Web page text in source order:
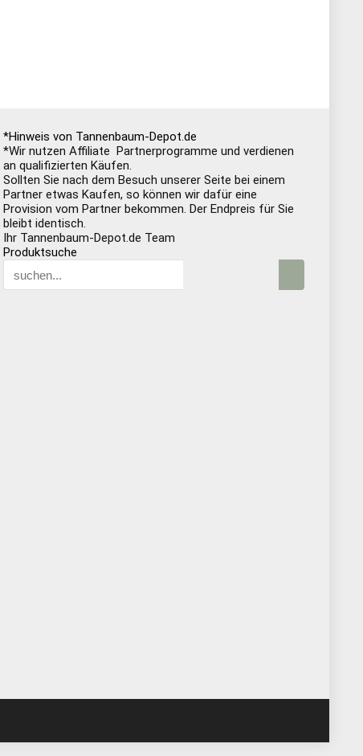
*Hinweis von Tannenbaum-Depot.de
*Wir nutzen Affiliate Partnerprogramme und verdienen
an qualifizierten Käufen.
Sollten Sie nach dem Besuch unserer Seite bei einem
Partner etwas Kaufen, so können wir dafür eine
Provision vom Partner bekommen. Der Endpreis für Sie
bleibt identisch.
Ihr Tannenbaum-Depot.de Team
Produktsuche